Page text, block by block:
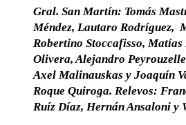
Gral. San Martín: Tomás
Méndez, Lautaro Rodríguez,
Robertino Stoccafisso, Matías
Olivera, Alejandro
Axel Malinauskas y Joaquín
Roque Quiroga. Relevos:
Ruíz Díaz, Hernán Ansaloni y